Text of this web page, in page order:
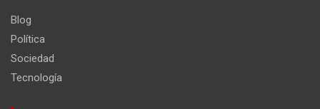
Blog
Política
Sociedad
Tecnología